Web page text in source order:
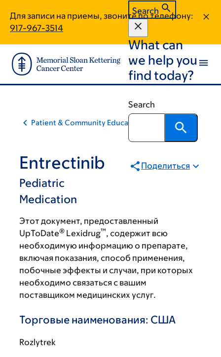
main
content
footer
Для записи на приемы, звоните по телефону:
917-967-3514
Search
What can
we help you
find today?
Search
Patient & Community Education
Entrectinib
Pediatric
Medication
Поделиться
Этот документ, предоставленный
UpToDate® Lexidrug™, содержит всю
необходимую информацию о препарате,
включая показания, способ применения,
побочные эффекты и случаи, при которых
необходимо связаться с вашим
поставщиком медицинских услуг.
Торговые наименования: США
Rozlytrek